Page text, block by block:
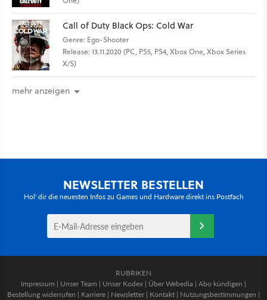
Call of Duty Black Ops: Cold War
Genre: Ego-Shooter
Release: 13.11.2020 (PC, PS5, PS4, Xbox One, Xbox Series
X/S)
mehr anzeigen
NEWSLETTER BESTELLEN
Hol' dir die neuesten Infos zu Games und Hardware direkt ins Postfach
RUBRIKEN
Impressum | Unser Team | Unser Kodex | Über Webedia | Abo kündigen |
Bestellung widerrufen | Karriere | Newsletter | Kontakt | Nutzungsbestimmungen |